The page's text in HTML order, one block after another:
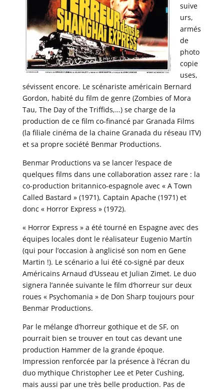
suive
urs,
armés
de
photo
copie
uses,
sévissent encore. Le scénariste américain Bernard
Gordon, habité du film de genre (Zombies of Mora
Tau, The Day of the Triffids,…) se charge de la
production de ce film co-financé par Granada Films
(la filiale cinéma de la chaine Granada du réseau ITV)
et sa propre société Benmar Productions.
Benmar Productions va se lancer l’espace de
quelques films dans une collaboration assez rare : la
co-production britannico-espagnole avec « A Town
Called Bastard » (1971), Captain Apache (1971) et
donc « Horror Express » (1972).
« Horror Express » a été tourné en Espagne avec des
équipes locales dont le réalisateur Eugenio Martín
(qui pour l’occasion à anglicisé son nom en Gene
Martin !). Le scénario a lui été co-signé par deux
Américains Arnaud d’Usseau et Julian Zimet. Le duo
signera l’année suivante le film d’horreur sur deux
roues « Psychomania » de Don Sharp toujours pour
Benmar Productions.
Par le mélange d’horreur gothique et de SF, on
pourrait bien se trouver en tout cas devant une
production Hammer de la grande époque.
Impression renforcée par la présence à l’écran du
duo mythique Christopher Lee et Peter Cushing,
mais aussi par une très belle production. Pas de